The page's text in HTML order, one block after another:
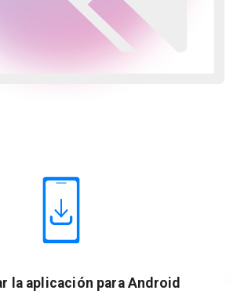
la aplicación para Android